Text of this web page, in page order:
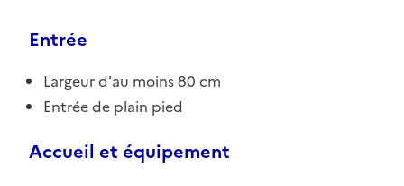
Entrée
Largeur d'au moins 80 cm
Entrée de plain pied
Accueil et équipement